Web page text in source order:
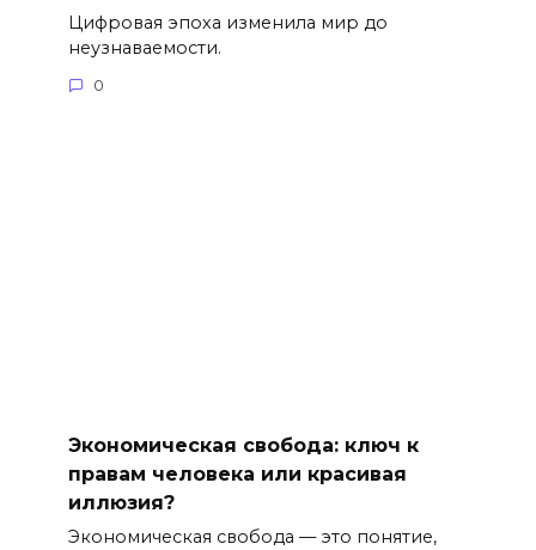
Цифровая эпоха изменила мир до
неузнаваемости.
0
Экономическая свобода: ключ к
правам человека или красивая
иллюзия?
Экономическая свобода — это понятие,